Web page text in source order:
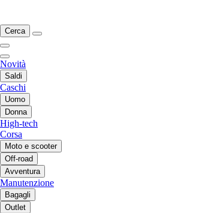
Cerca
Novità
Saldi
Caschi
Uomo
Donna
High-tech
Corsa
Moto e scooter
Off-road
Avventura
Manutenzione
Bagagli
Outlet